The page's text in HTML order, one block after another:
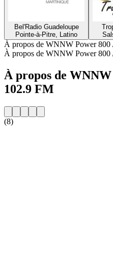
Bel'Radio Guadeloupe
Pointe-à-Pitre, Latino
À propos de WNNW Power
À propos de WNNW Power
À propos de
102.9 FM
(8)